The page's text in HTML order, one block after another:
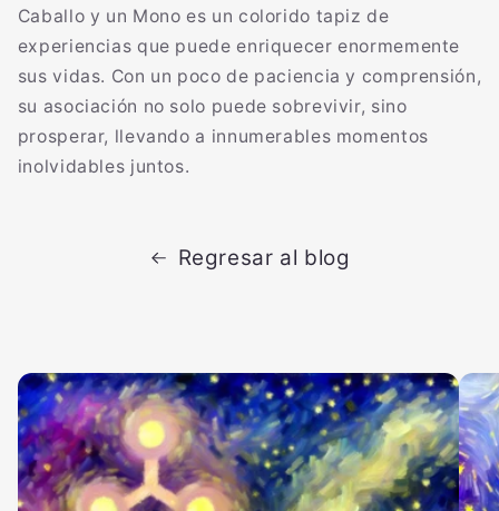
Caballo y un Mono es un colorido tapiz de
experiencias que puede enriquecer enormemente
sus vidas. Con un poco de paciencia y comprensión,
su asociación no solo puede sobrevivir, sino
prosperar, llevando a innumerables momentos
inolvidables juntos.
Regresar al blog